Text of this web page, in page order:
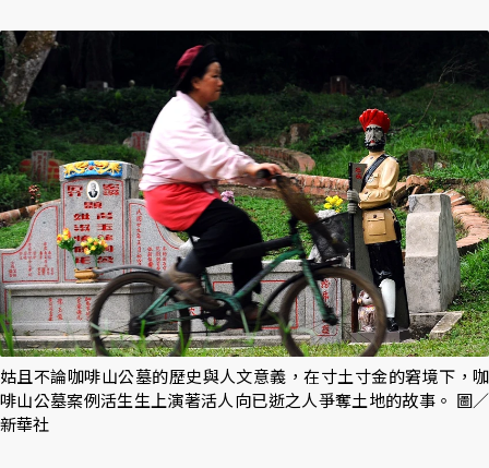
姑且不論咖啡山公墓的歷史與人文意義，在寸土寸金的窘境下，咖
啡山公墓案例活生生上演著活人向已逝之人爭奪土地的故事。 圖／
新華社